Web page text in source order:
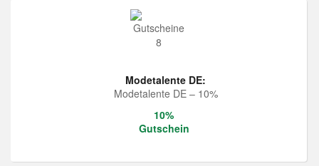
Modetalente DE:
Modetalente DE – 10%
10%
Gutschein